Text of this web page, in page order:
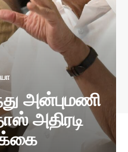
அன்புமணி
அதிரடி